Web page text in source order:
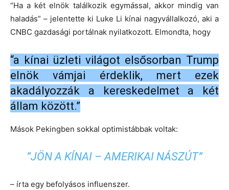
“Ha a két elnök találkozik egymással, akkor mindig van
haladás” – jelentette ki Luke Li kínai nagyvállalkozó, aki a
CNBC gazdasági portálnak nyilatkozott. Elmondta, hogy
“a kínai üzleti világot elsősorban Trump
elnök vámjai érdeklik, mert ezek
akadályozzák a kereskedelmet a két
állam között.”
Mások Pekingben sokkal optimistábbak voltak:
”JÖN A KÍNAI – AMERIKAI NÁSZÚT”
– írta egy befolyásos influenszer.